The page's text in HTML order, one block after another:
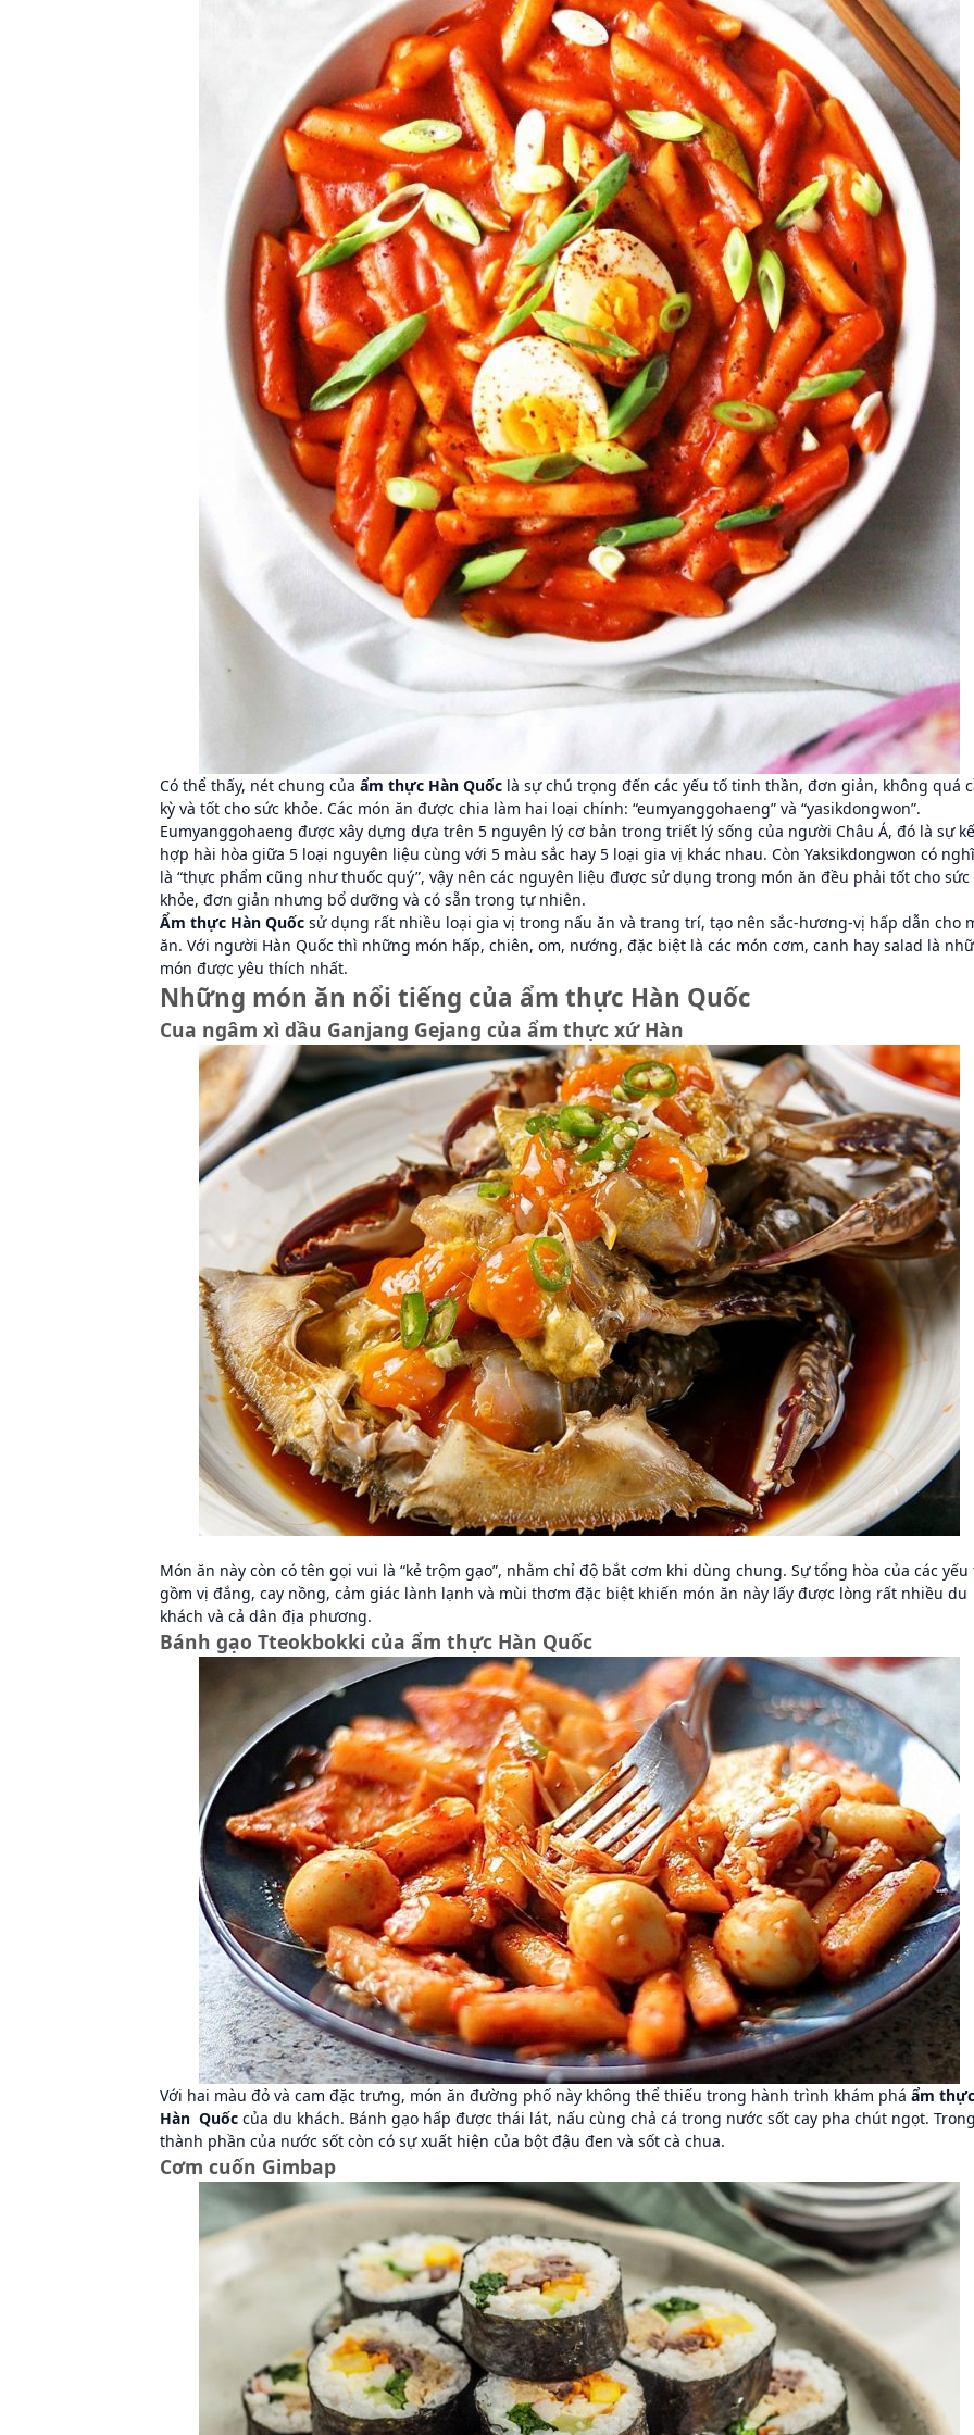
Có thể thấy, nét chung của ẩm thực Hàn Quốc là sự chú trọng đến các yếu tố tinh thần, đơn giản, không quá
kỳ và tốt cho sức khỏe. Các món ăn được chia làm hai loại chính: “eumyanggohaeng” và “yasikdongwon”.
Eumyanggohaeng được xây dựng dựa trên 5 nguyên lý cơ bản trong triết lý sống của người Châu Á, đó là sự
hợp hài hòa giữa 5 loại nguyên liệu cùng với 5 màu sắc hay 5 loại gia vị khác nhau. Còn Yaksikdongwon có
là “thực phẩm cũng như thuốc quý”, vậy nên các nguyên liệu được sử dụng trong món ăn đều phải tốt cho sức
khỏe, đơn giản nhưng bổ dưỡng và có sẵn trong tự nhiên.
Ẩm thực Hàn Quốc sử dụng rất nhiều loại gia vị trong nấu ăn và trang trí, tạo nên sắc-hương-vị hấp dẫn cho
ăn. Với người Hàn Quốc thì những món hấp, chiên, om, nướng, đặc biệt là các món cơm, canh hay salad là
món được yêu thích nhất.
Những món ăn nổi tiếng của ẩm thực Hàn Quốc
Cua ngâm xì dầu Ganjang Gejang của ẩm thực xứ Hàn
Món ăn này còn có tên gọi vui là “kẻ trộm gạo”, nhằm chỉ độ bắt cơm khi dùng chung. Sự tổng hòa của các yếu
gồm vị đắng, cay nồng, cảm giác lành lạnh và mùi thơm đặc biệt khiến món ăn này lấy được lòng rất nhiều du
khách và cả dân địa phương.
Bánh gạo Tteokbokki của ẩm thực Hàn Quốc
Với hai màu đỏ và cam đặc trưng, món ăn đường phố này không thể thiếu trong hành trình khám phá ẩm thực
Hàn Quốc của du khách. Bánh gạo hấp được thái lát, nấu cùng chả cá trong nước sốt cay pha chút ngọt.
thành phần của nước sốt còn có sự xuất hiện của bột đậu đen và sốt cà chua.
Cơm cuốn Gimbap